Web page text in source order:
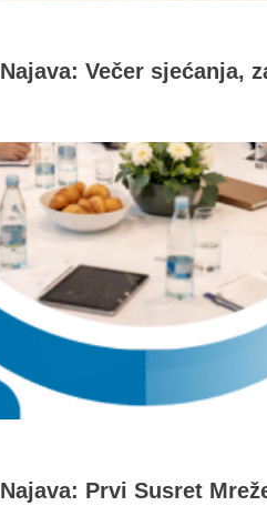
Najava: Večer sjećanja,
Najava: Prvi Susret